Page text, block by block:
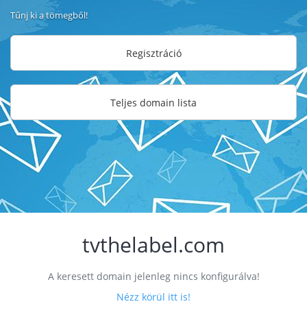
Tűnj ki a tömegből!
Regisztráció
Teljes domain lista
tvthelabel.com
A keresett domain jelenleg nincs konfigurálva!
Nézz körül itt is!